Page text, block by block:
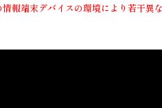
報端末デバイスの環境により若干異